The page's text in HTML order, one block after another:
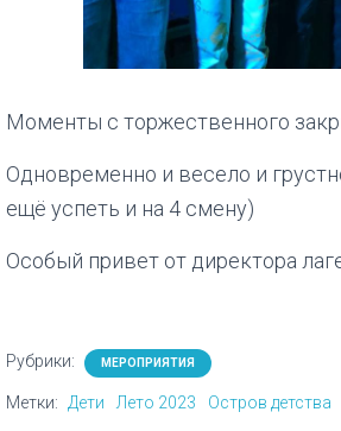
Моменты с торжественного
Одновременно и весело и
ещё успеть и на 4 смену)
Особый привет от директора
Рубрики: МЕРОПРИЯТИЯ
Метки: Дети Лето 2023 Остров детства